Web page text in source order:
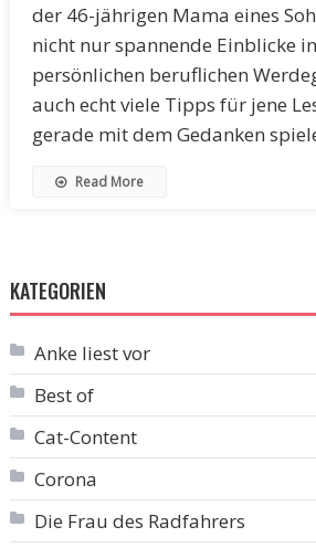
der 46-jährigen Mama eines
nicht nur spannende Einblicke
persönlichen beruflichen
auch echt viele Tipps für jene
gerade mit dem Gedanken
Read More
KATEGORIEN
Anke liest vor
Best of
Cat-Content
Corona
Die Frau des Radfahrers